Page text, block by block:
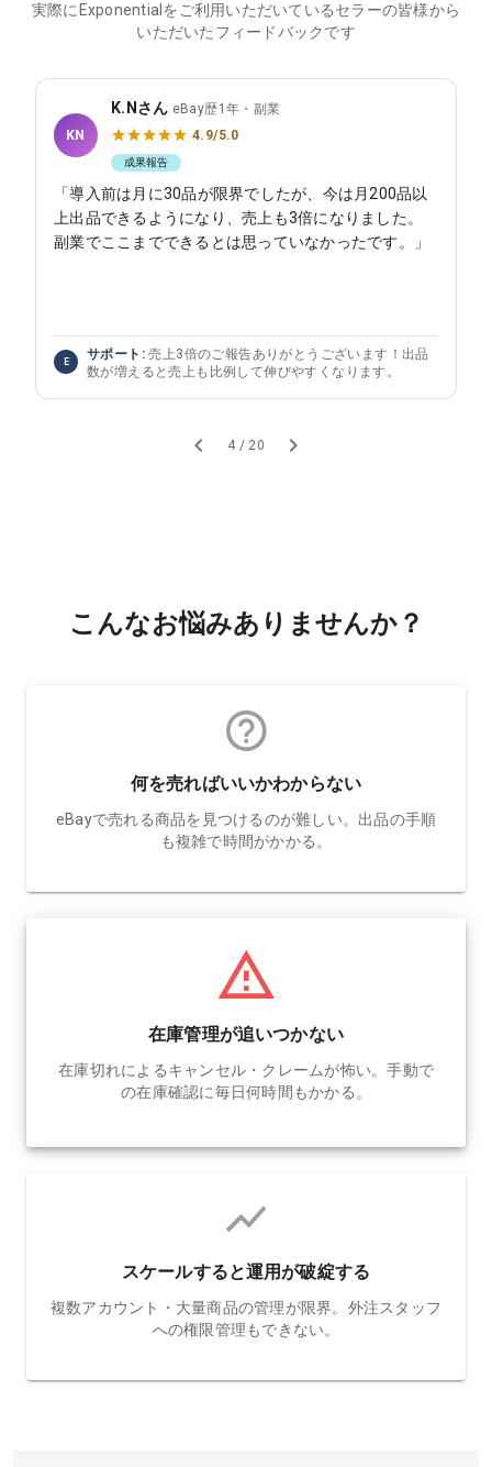
実際にExponentialをご利用いただいているセラーの皆様から
いただいたフィードバックです
KN
K.Nさん eBay歴1年・副業
4.9/5.0
成果報告
「導入前は月に30品が限界でしたが、今は月200品以
上出品できるようになり、売上も3倍になりました。
副業でここまでできるとは思っていなかったです。」
E サポート:売上3倍のご報告ありがとうございます！出品
数が増えると売上も比例して伸びやすくなります。
4 / 20
こんなお悩みありませんか？
何を売ればいいかわからない
eBayで売れる商品を見つけるのが難しい。出品の手順
も複雑で時間がかかる。
在庫管理が追いつかない
在庫切れによるキャンセル・クレームが怖い。手動で
の在庫確認に毎日何時間もかかる。
スケールすると運用が破綻する
複数アカウント・大量商品の管理が限界。外注スタッフ
への権限管理もできない。